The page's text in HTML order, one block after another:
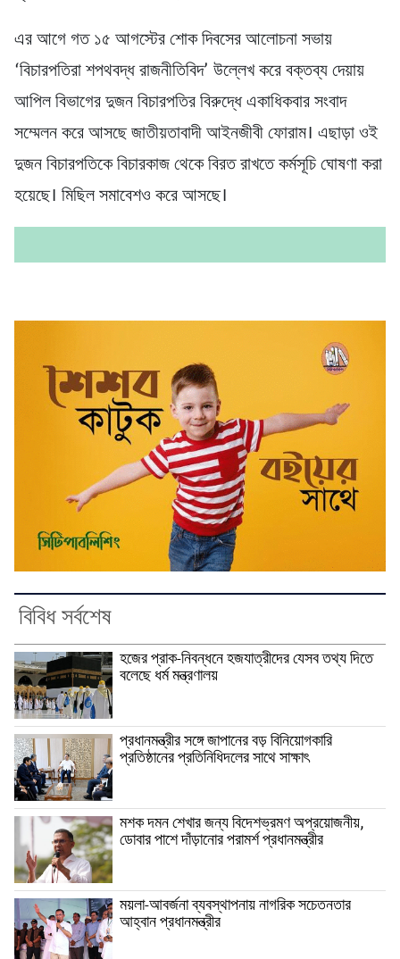
এর আগে গত ১৫ আগস্টের শোক দিবসের আলোচনা সভায়
‘বিচারপতিরা শপথবদ্ধ রাজনীতিবিদ’ উল্লেখ করে বক্তব্য দেয়ায়
আপিল বিভাগের দুজন বিচারপতির বিরুদ্ধে একাধিকবার সংবাদ
সম্মেলন করে আসছে জাতীয়তাবাদী আইনজীবী ফোরাম। এছাড়া ওই
দুজন বিচারপতিকে বিচারকাজ থেকে বিরত রাখতে কর্মসূচি ঘোষণা করা
হয়েছে। মিছিল সমাবেশও করে আসছে।
বিবিধ সর্বশেষ
হজের প্রাক-নিবন্ধনে হজযাত্রীদের যেসব তথ্য দিতে
বলেছে ধর্ম মন্ত্রণালয়
প্রধানমন্ত্রীর সঙ্গে জাপানের বড় বিনিয়োগকারি
প্রতিষ্ঠানের প্রতিনিধিদলের সাথে সাক্ষাৎ
মশক দমন শেখার জন্য বিদেশভ্রমণ অপ্রয়োজনীয়,
ডোবার পাশে দাঁড়ানোর পরামর্শ প্রধানমন্ত্রীর
ময়লা-আবর্জনা ব্যবস্থাপনায় নাগরিক সচেতনতার
আহ্বান প্রধানমন্ত্রীর